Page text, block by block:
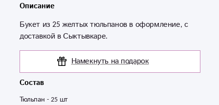
Описание
Букет из 25 желтых тюльпанов в оформление, с
доставкой в Сыктывкаре.
Намекнуть на подарок
Состав
Тюльпан - 25 шт